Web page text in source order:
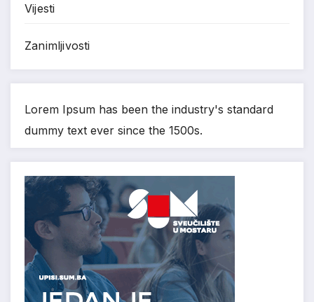
Vijesti
Zanimljivosti
Lorem Ipsum has been the industry's standard
dummy text ever since the 1500s.